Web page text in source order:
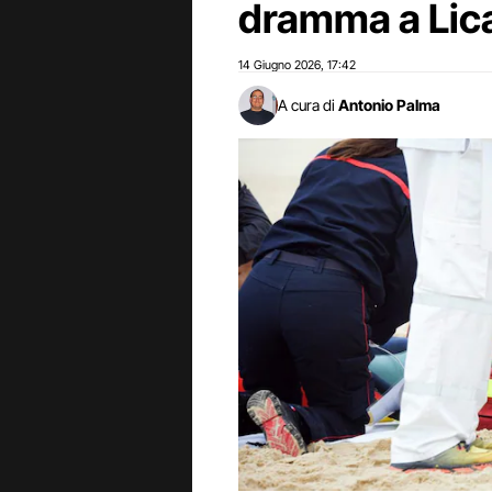
dramma a
14 Giugno 2026 17:42
A cura di Antonio Palma